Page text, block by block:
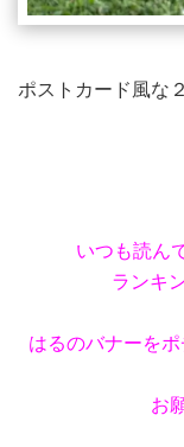
ポストカード風な
いつも読ん
ランキ
はるのバナーを